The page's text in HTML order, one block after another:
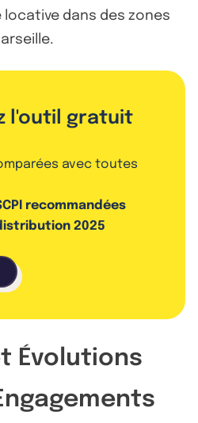
dans des zones
l'outil gratuit
avec toutes
recommandées
2025
Évolutions